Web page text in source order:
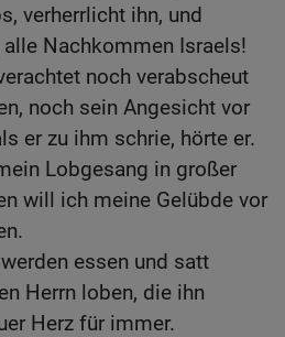
verherrlicht ihn, und
Nachkommen Israels!
noch verabscheut
noch sein Angesicht vor
er zu ihm schrie, hörte er.
Lobgesang in großer
will ich meine Gelübde vor
essen und satt
Herrn loben, die ihn
Herz für immer.